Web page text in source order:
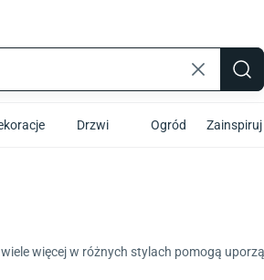
Drzwi Ogród Zainspiruj
więcej w różnych stylach pomogą